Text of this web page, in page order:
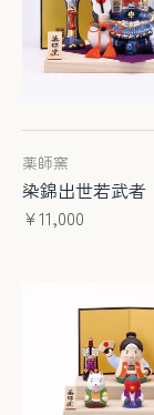
薬師窯
染錦出世若武者
¥11,000